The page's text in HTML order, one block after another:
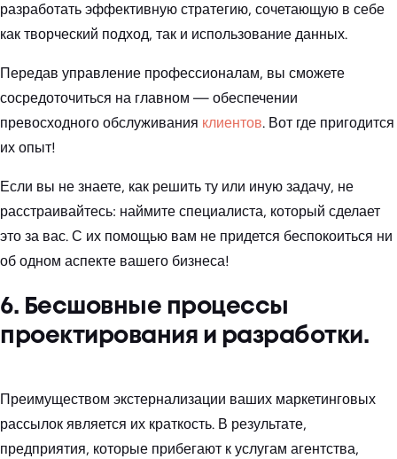
разработать эффективную стратегию, сочетающую в себе
как творческий подход, так и использование данных.
Передав управление профессионалам, вы сможете
сосредоточиться на главном — обеспечении
превосходного обслуживания клиентов. Вот где пригодится
их опыт!
Если вы не знаете, как решить ту или иную задачу, не
расстраивайтесь: наймите специалиста, который сделает
это за вас. С их помощью вам не придется беспокоиться ни
об одном аспекте вашего бизнеса!
6. Бесшовные процессы
проектирования и разработки.
Преимуществом экстернализации ваших маркетинговых
рассылок является их краткость. В результате,
предприятия, которые прибегают к услугам агентства,